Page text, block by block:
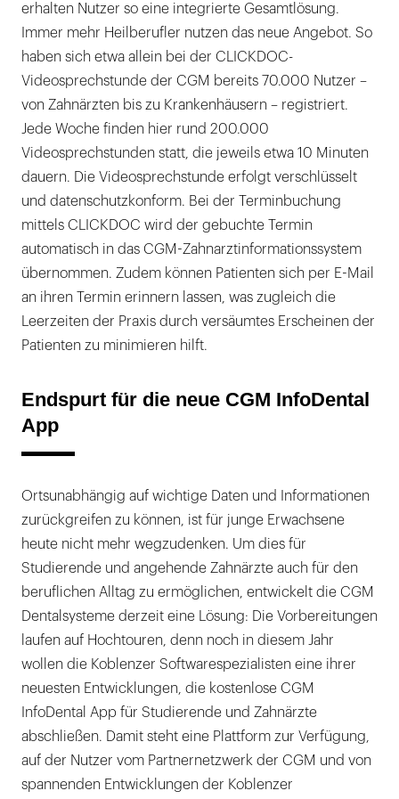
erhalten Nutzer so eine integrierte Gesamtlösung.
Immer mehr Heilberufler nutzen das neue Angebot. So
haben sich etwa allein bei der CLICKDOC-
Videosprechstunde der CGM bereits 70.000 Nutzer –
von Zahnärzten bis zu Krankenhäusern – registriert.
Jede Woche finden hier rund 200.000
Videosprechstunden statt, die jeweils etwa 10 Minuten
dauern. Die Videosprechstunde erfolgt verschlüsselt
und datenschutzkonform. Bei der Terminbuchung
mittels CLICKDOC wird der gebuchte Termin
automatisch in das CGM-Zahnarztinformationssystem
übernommen. Zudem können Patienten sich per E-Mail
an ihren Termin erinnern lassen, was zugleich die
Leerzeiten der Praxis durch versäumtes Erscheinen der
Patienten zu minimieren hilft.
Endspurt für die neue CGM InfoDental
App
Ortsunabhängig auf wichtige Daten und Informationen
zurückgreifen zu können, ist für junge Erwachsene
heute nicht mehr wegzudenken. Um dies für
Studierende und angehende Zahnärzte auch für den
beruflichen Alltag zu ermöglichen, entwickelt die CGM
Dentalsysteme derzeit eine Lösung: Die Vorbereitungen
laufen auf Hochtouren, denn noch in diesem Jahr
wollen die Koblenzer Softwarespezialisten eine ihrer
neuesten Entwicklungen, die kostenlose CGM
InfoDental App für Studierende und Zahnärzte
abschließen. Damit steht eine Plattform zur Verfügung,
auf der Nutzer vom Partnernetzwerk der CGM und von
spannenden Entwicklungen der Koblenzer